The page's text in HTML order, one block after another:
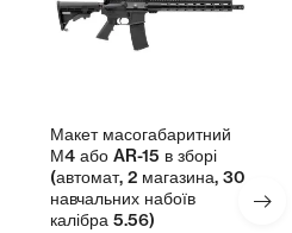
Макет масогабаритний
М4 або AR-15 в зборі
(автомат, 2 магазина, 30
навчальних набоїв
калібра 5.56)